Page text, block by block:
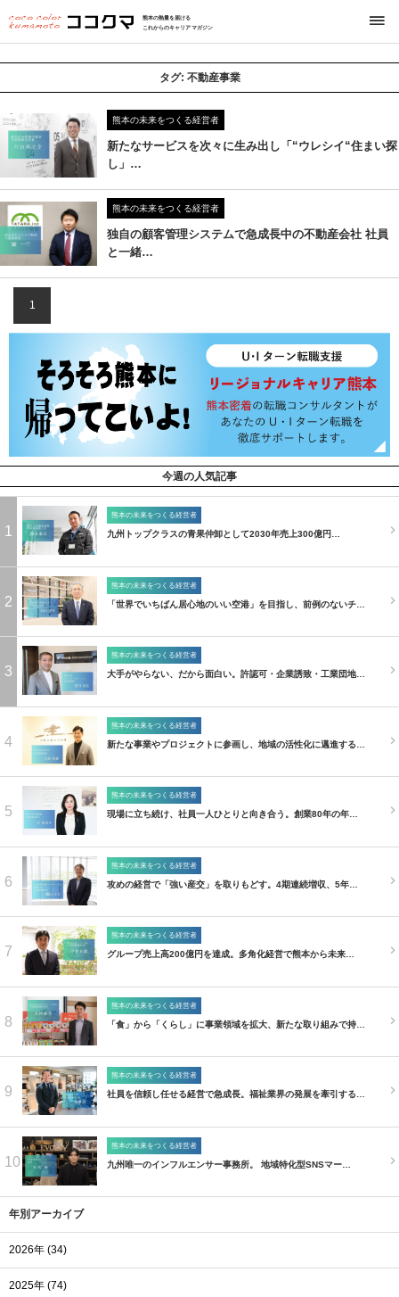
熊本の熱量を届ける
これからのキャリアマガジン
タグ: 不動産事業
熊本の未来をつくる経営者
新たなサービスを次々に生み出し「“ウレシイ“住まい探
し」…
熊本の未来をつくる経営者
独自の顧客管理システムで急成長中の不動産会社 社員
と一緒…
1
今週の人気記事
1
熊本の未来をつくる経営者
九州トップクラスの青果仲卸として2030年売上300億円…
2
熊本の未来をつくる経営者
「世界でいちばん居心地のいい空港」を目指し、前例のないチ…
3
熊本の未来をつくる経営者
大手がやらない、だから面白い。許認可・企業誘致・工業団地…
4
熊本の未来をつくる経営者
新たな事業やプロジェクトに参画し、地域の活性化に邁進する…
5
熊本の未来をつくる経営者
現場に立ち続け、社員一人ひとりと向き合う。創業80年の年…
6
熊本の未来をつくる経営者
攻めの経営で「強い産交」を取りもどす。4期連続増収、5年…
7
熊本の未来をつくる経営者
グループ売上高200億円を達成。多角化経営で熊本から未来…
8
熊本の未来をつくる経営者
「食」から「くらし」に事業領域を拡大、新たな取り組みで持…
9
熊本の未来をつくる経営者
社員を信頼し任せる経営で急成長。福祉業界の発展を牽引する…
10
熊本の未来をつくる経営者
九州唯一のインフルエンサー事務所。 地域特化型SNSマー…
年別アーカイブ
2026年 (34)
2025年 (74)